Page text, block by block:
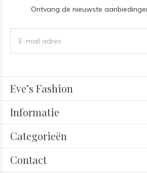
Ontvang de nieuwste
Eve’s Fashion
Informatie
Categorieën
Contact